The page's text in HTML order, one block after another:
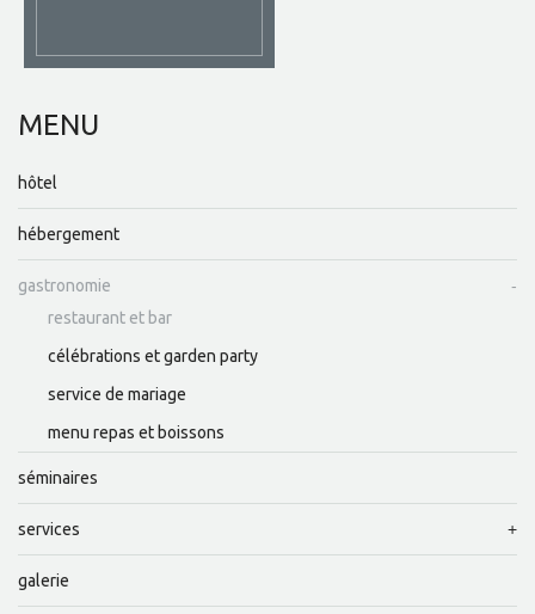
MENU
hôtel
hébergement
gastronomie
restaurant et bar
célébrations et garden party
service de mariage
menu repas et boissons
séminaires
services
galerie